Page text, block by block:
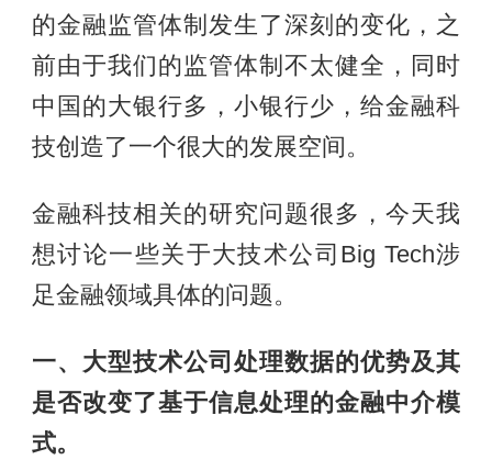
的金融监管体制发生了深刻的变化，之
前由于我们的监管体制不太健全，同时
中国的大银行多，小银行少，给金融科
技创造了一个很大的发展空间。
金融科技相关的研究问题很多，今天我
想讨论一些关于大技术公司Big Tech涉
足金融领域具体的问题。
一、大型技术公司处理数据的优势及其
是否改变了基于信息处理的金融中介模
式。